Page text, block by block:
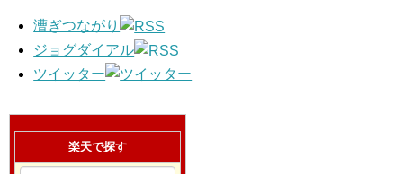
漕ぎつながり
ジョグダイアル
ツイッター
楽天で探す